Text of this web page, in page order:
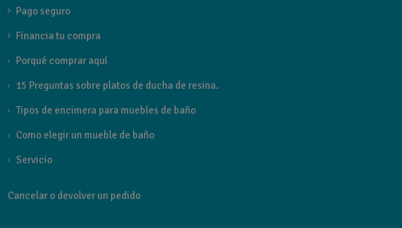
Pago seguro
Financia tu compra
Porqué comprar aquí
15 Preguntas sobre platos de ducha de resina.
Tipos de encimera para muebles de baño
Como elegir un mueble de baño
Servicio
Cancelar o devolver un pedido